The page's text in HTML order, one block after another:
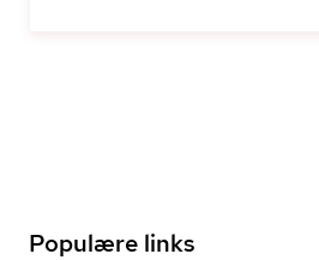
Populære links